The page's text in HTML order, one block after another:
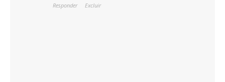
Responder Excluir